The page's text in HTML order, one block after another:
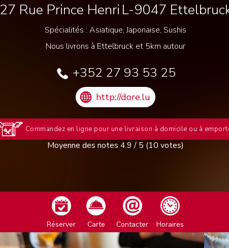
27 Rue Prince Henri L-9047
Spécialités : Asiatique, Japonaise, Sushis
Nous livrons à Ettelbruck et 5km autour
+352 27 93 53 25
http://dore.lu
Commandez en ligne pour une livraison à domicile ou à
Moyenne des notes 4.9 / 5 (10 votes)
Réserver Carte Contacter Horaires